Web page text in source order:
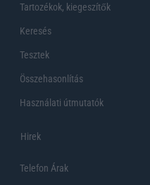
Tartozékok, kiegeszítők
Keresés
Tesztek
Összehasonlítás
Használati útmutatók
Hirek
Telefon Árak